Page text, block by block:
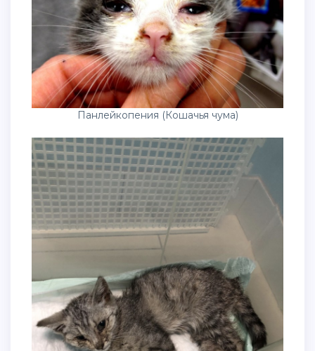
Панлейкопения (Кошачья чума)